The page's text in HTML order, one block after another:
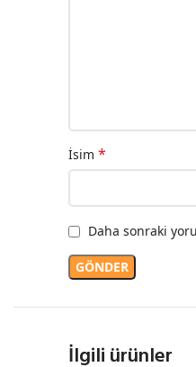
İsim *
Daha sonraki
İlgili ürünler